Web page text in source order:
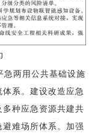
急两用公共基础设施
系。建设改造应急
种应急资源共建共
难场所体系。加强